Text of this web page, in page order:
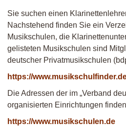
Sie suchen einen
Nachstehend finden Sie ein
Musikschulen, die
gelisteten Musikschulen sind
deutscher Privatmusikschulen
https://
Die Adressen der im „Verband
organisierten Einrichtungen
https://www.musikschulen.de